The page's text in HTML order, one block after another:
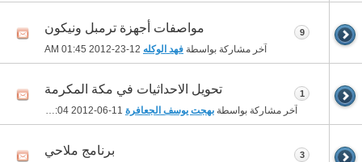
مواصفات أجهزة ترمبل ونيكون
آخر مشاركة بواسطة فهد الوكله 01:45 AM
9
تحويل الاحداثيات في مكة المكرمة
آخر مشاركة بواسطة بهجت يوسف الجعافرة 05:04 PM
1
برنامج ملاحي 3